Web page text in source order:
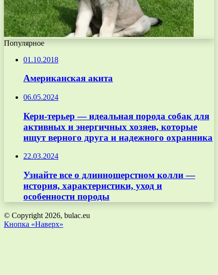
Популярное
01.10.2018
Американская акита
06.05.2024
Керн-терьер — идеальная порода собак для
активных и энергичных хозяев, которые
ищут верного друга и надежного охранника
22.03.2024
Узнайте все о длинношерстном колли —
история, характеристики, уход и
особенности породы
© Copyright 2026, bulac.eu
Кнопка «Наверх»